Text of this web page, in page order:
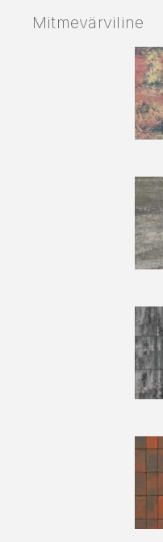
Mitmevärviline